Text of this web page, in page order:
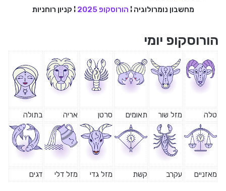
מחשבון נומרולוגיה ¦ הורוסקופ 2025 ¦ קניון רוחניות
הורוסקופ יומי
טלה מזל שור תאומים סרטן אריה בתולה
מאזניים עקרב קשת מזל גדי מזל דלי דגים